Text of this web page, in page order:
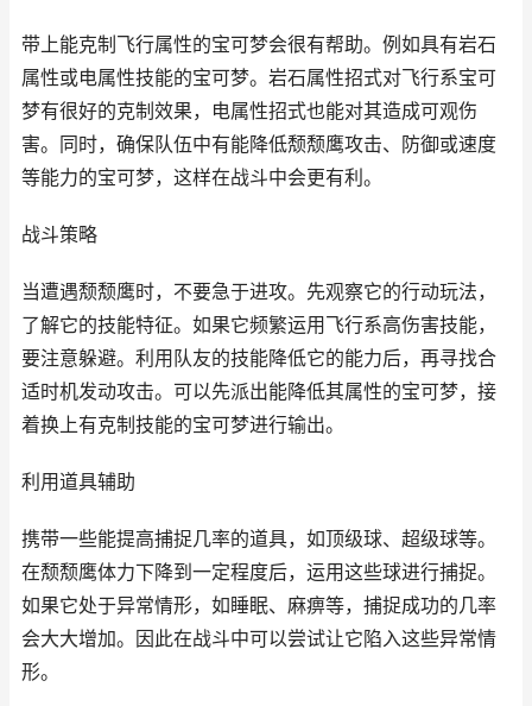
带上能克制飞行属性的宝可梦会很有帮助。例如具有岩石
属性或电属性技能的宝可梦。岩石属性招式对飞行系宝可
梦有很好的克制效果，电属性招式也能对其造成可观伤
害。同时，确保队伍中有能降低颓颓鹰攻击、防御或速度
等能力的宝可梦，这样在战斗中会更有利。
战斗策略
当遭遇颓颓鹰时，不要急于进攻。先观察它的行动玩法，
了解它的技能特征。如果它频繁运用飞行系高伤害技能，
要注意躲避。利用队友的技能降低它的能力后，再寻找合
适时机发动攻击。可以先派出能降低其属性的宝可梦，接
着换上有克制技能的宝可梦进行输出。
利用道具辅助
携带一些能提高捕捉几率的道具，如顶级球、超级球等。
在颓颓鹰体力下降到一定程度后，运用这些球进行捕捉。
如果它处于异常情形，如睡眠、麻痹等，捕捉成功的几率
会大大增加。因此在战斗中可以尝试让它陷入这些异常情
形。